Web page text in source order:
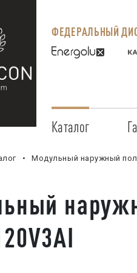
ФЕДЕРАЛЬНЫЙ
Каталог
Модульный наружный